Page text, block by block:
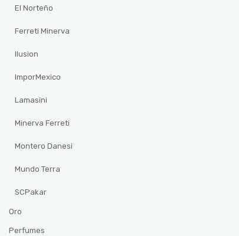
El Norteño
Ferreti Minerva
Ilusion
ImporMexico
Lamasini
Minerva Ferreti
Montero Danesi
Mundo Terra
SCPakar
Oro
Perfumes